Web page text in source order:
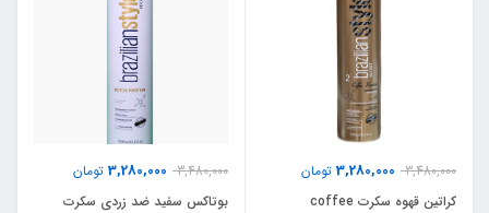
3,480,000
3,280,000 تومان
کراتین قهوه سکرت coffee
3,480,000
3,280,000 تومان
بوتاکس سفید ضد زردی سکرت